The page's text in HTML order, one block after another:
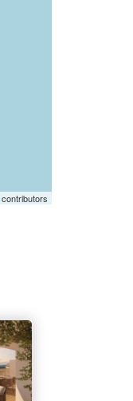
contributors